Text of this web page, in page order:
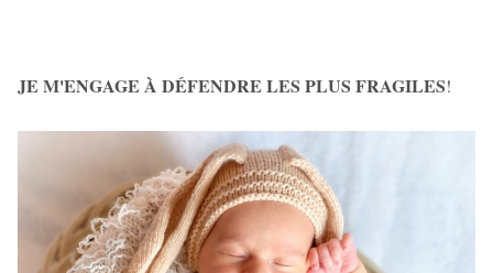
JE M'ENGAGE À DÉFENDRE LES PLUS FRAGILES!